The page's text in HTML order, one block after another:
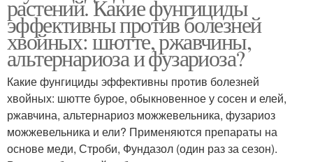
растений. Какие фунгициды
эффективны против болезней
хвойных: шютте, ржавчины,
альтернариоза и фузариоза?
Какие фунгициды эффективны против болезней
хвойных: шютте бурое, обыкновенное у сосен и елей,
ржавчина, альтернариоз можжевельника, фузариоз
можжевельника и ели? Применяются препараты на
основе меди, Строби, Фундазол (один раз за сезон).